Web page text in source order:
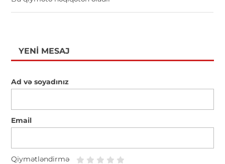
YENI MESAJ
Ad və soyadınız
Email
Qiymətləndirmə